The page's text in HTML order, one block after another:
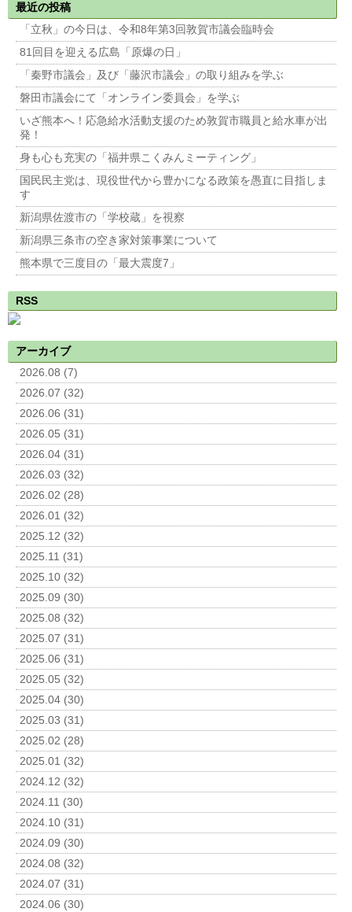
最近の投稿
「立秋」の今日は、令和8年第3回敦賀市議会臨時会
81回目を迎える広島「原爆の日」
「秦野市議会」及び「藤沢市議会」の取り組みを学ぶ
磐田市議会にて「オンライン委員会」を学ぶ
いざ熊本へ！応急給水活動支援のため敦賀市職員と給水車が出
発！
身も心も充実の「福井県こくみんミーティング」
国民民主党は、現役世代から豊かになる政策を愚直に目指しま
す
新潟県佐渡市の「学校蔵」を視察
新潟県三条市の空き家対策事業について
熊本県で三度目の「最大震度7」
RSS
アーカイブ
2026.08 (7)
2026.07 (32)
2026.06 (31)
2026.05 (31)
2026.04 (31)
2026.03 (32)
2026.02 (28)
2026.01 (32)
2025.12 (32)
2025.11 (31)
2025.10 (32)
2025.09 (30)
2025.08 (32)
2025.07 (31)
2025.06 (31)
2025.05 (32)
2025.04 (30)
2025.03 (31)
2025.02 (28)
2025.01 (32)
2024.12 (32)
2024.11 (30)
2024.10 (31)
2024.09 (30)
2024.08 (32)
2024.07 (31)
2024.06 (30)